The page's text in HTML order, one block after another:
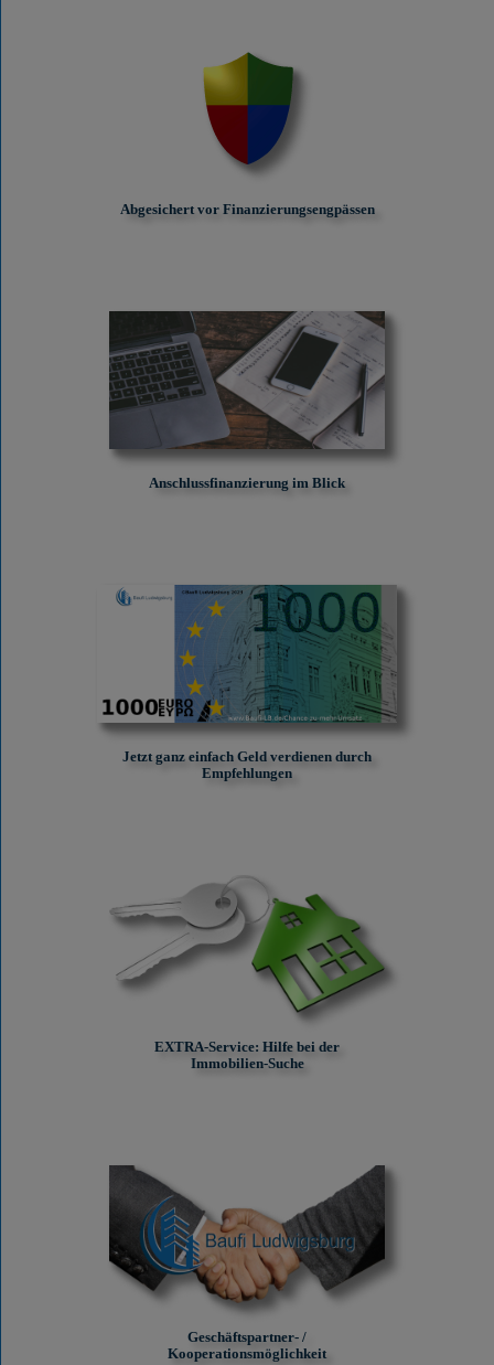
Abgesichert vor Finanzierungs­engpässen
Anschlussfinanzierung im Blick
Jetzt ganz einfach Geld verdienen durch
Empfehlungen
EXTRA-Service: Hilfe bei der
Immobilien-Suche
Geschäftspartner- /
Kooperationsmöglichkeit